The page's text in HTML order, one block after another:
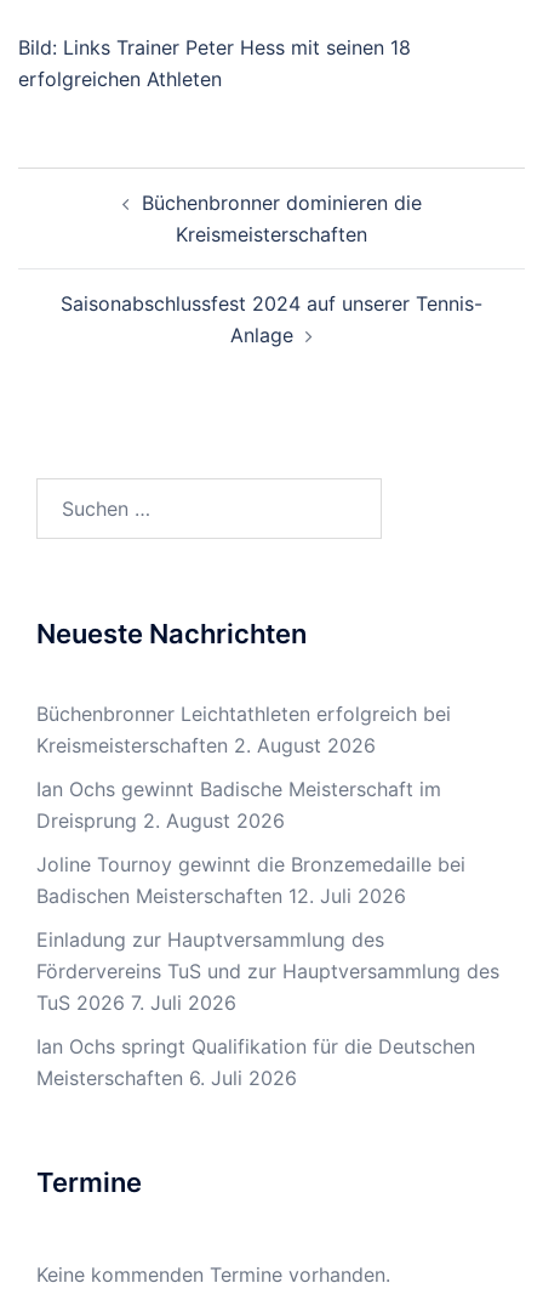
Bild: Links Trainer Peter Hess mit seinen 18
erfolgreichen Athleten
Büchenbronner dominieren die
Kreismeisterschaften
Saisonabschlussfest 2024 auf unserer Tennis-
Anlage
nach:
Neueste Nachrichten
Büchenbronner Leichtathleten erfolgreich bei
Kreismeisterschaften 2. August 2026
Ian Ochs gewinnt Badische Meisterschaft im
Dreisprung 2. August 2026
Joline Tournoy gewinnt die Bronzemedaille bei
Badischen Meisterschaften 12. Juli 2026
Einladung zur Hauptversammlung des
Fördervereins TuS und zur Hauptversammlung des
TuS 2026 7. Juli 2026
Ian Ochs springt Qualifikation für die Deutschen
Meisterschaften 6. Juli 2026
Termine
Keine kommenden Termine vorhanden.